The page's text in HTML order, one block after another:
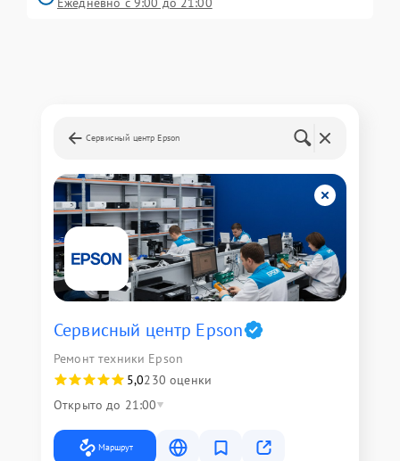
Сервисный центр Epson
Сервисный центр Epson
Ремонт техники Epson
5,0230 оценки
Открыто до 21:00
Маршрут